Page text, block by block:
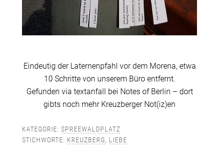
Eindeutig der Laternenpfahl vor dem Morena, etwa
10 Schritte von unserem Büro entfernt.
Gefunden via textanfall bei Notes of Berlin – dort
gibts noch mehr Kreuzberger Not(iz)en
KATEGORIE: SPREEWALDPLATZ
STICHWORTE: KREUZBERG, LIEBE